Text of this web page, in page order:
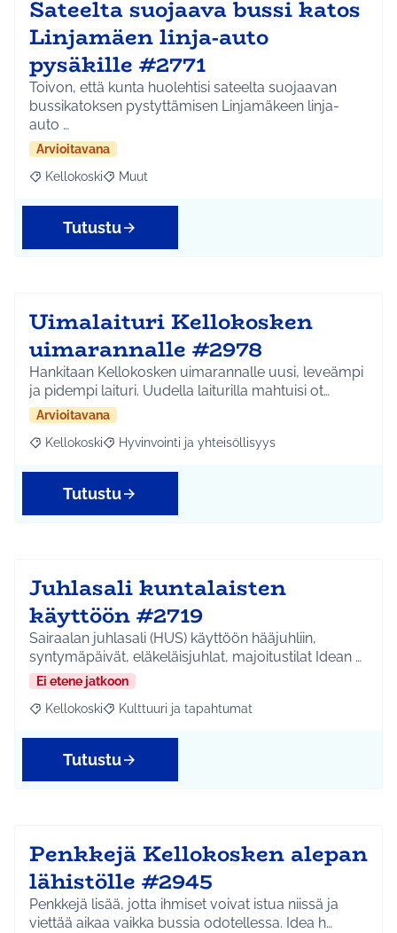
Sateelta suojaava bussi katos
Linjamäen linja-auto
pysäkille #2771
Toivon, että kunta huolehtisi sateelta suojaavan
bussikatoksen pystyttämisen Linjamäkeen linja-
auto …
Arvioitavana
Rajaa tulokset aihepiirin mukaan: Kellokoski
Kellokoski Rajaa tulokset teeman mukaan: Muut
Muut
Tutustu
Uimalaituri Kellokosken
uimarannalle #2978
Hankitaan Kellokosken uimarannalle uusi, leveämpi
ja pidempi laituri. Uudella laiturilla mahtuisi ot…
Arvioitavana
Rajaa tulokset aihepiirin mukaan: Kellokoski
Kellokoski Rajaa tulokset teeman mukaan: Hyvinvointi ja
Hyvinvointi ja yhteisöllisyys
Tutustu
Juhlasali kuntalaisten
käyttöön #2719
Sairaalan juhlasali (HUS) käyttöön hääjuhliin,
syntymäpäivät, eläkeläisjuhlat, majoitustilat Idean …
Ei etene jatkoon
Rajaa tulokset aihepiirin mukaan: Kellokoski
Kellokoski Rajaa tulokset teeman mukaan: Kulttuuri ja
Kulttuuri ja tapahtumat
Tutustu
Penkkejä Kellokosken alepan
lähistölle #2945
Penkkejä lisää, jotta ihmiset voivat istua niissä ja
viettää aikaa vaikka bussia odotellessa. Idea h…